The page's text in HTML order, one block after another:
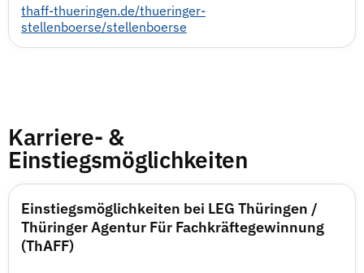
thaff-thueringen.de/thueringer-
stellenboerse/stellenboerse
Karriere- &
Einstiegsmöglichkeiten
Einstiegsmöglichkeiten bei LEG Thüringen /
Thüringer Agentur Für Fachkräftegewinnung
(ThAFF)